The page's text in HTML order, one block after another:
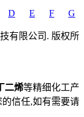
D E F G
有限公司. 版权所
二烯等精细化工产
信任,如有需要请